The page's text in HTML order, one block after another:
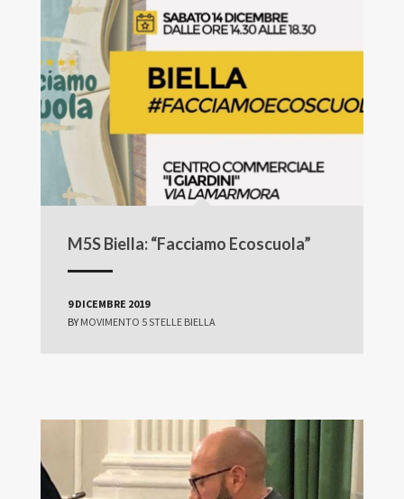
M5S Biella: “Facciamo Ecoscuola”
9 DICEMBRE 2019
BY MOVIMENTO 5 STELLE BIELLA